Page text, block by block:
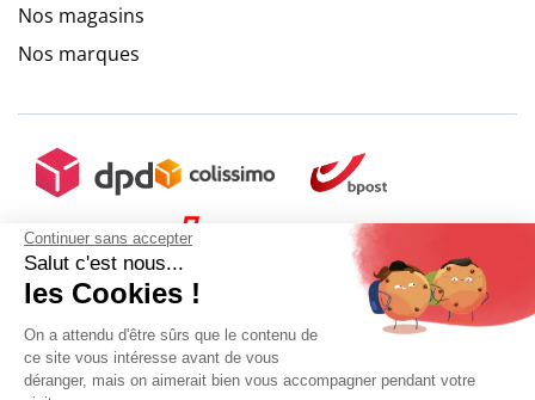
Continuer sans accepter
Salut c'est nous...
les Cookies !
On a attendu d'être sûrs que le contenu de
ce site vous intéresse avant de vous
déranger, mais on aimerait bien vous accompagner pendant votre
Nos magasins
Nos marques